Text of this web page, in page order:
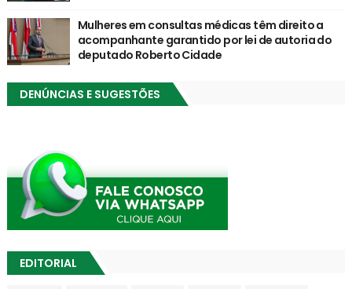
Mulheres em consultas médicas têm direito a
acompanhante garantido por lei de autoria do
deputado Roberto Cidade
DENÚNCIAS E SUGESTÕES
EDITORIAL